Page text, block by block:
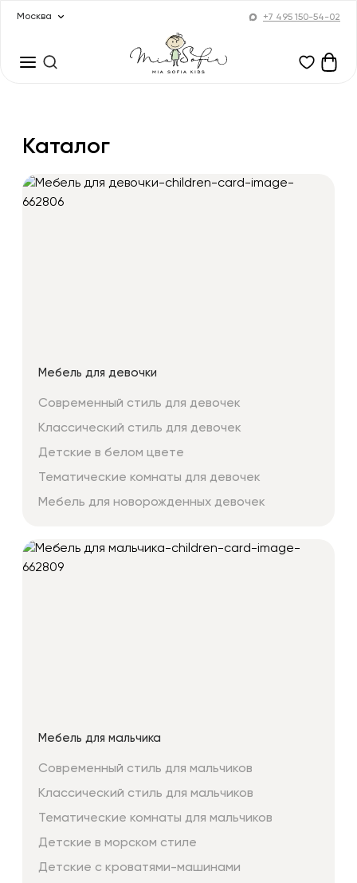
Москва +7 495 150-54-02
Каталог
Мебель для девочки
Современный стиль для девочек
Классический стиль для девочек
Детские в белом цвете
Тематические комнаты для девочек
Мебель для новорожденных девочек
Мебель для мальчика
Современный стиль для мальчиков
Классический стиль для мальчиков
Тематические комнаты для мальчиков
Детские в морском стиле
Детские с кроватями-машинами